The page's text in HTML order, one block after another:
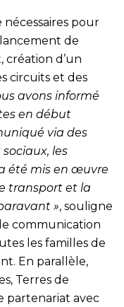
pour
de
création d’un
circuits et des
avons informé
en début
via des
sociaux, les
été mis en œuvre
transport et la
», souligne
communication
les familles de
En parallèle,
Terres de
partenariat avec